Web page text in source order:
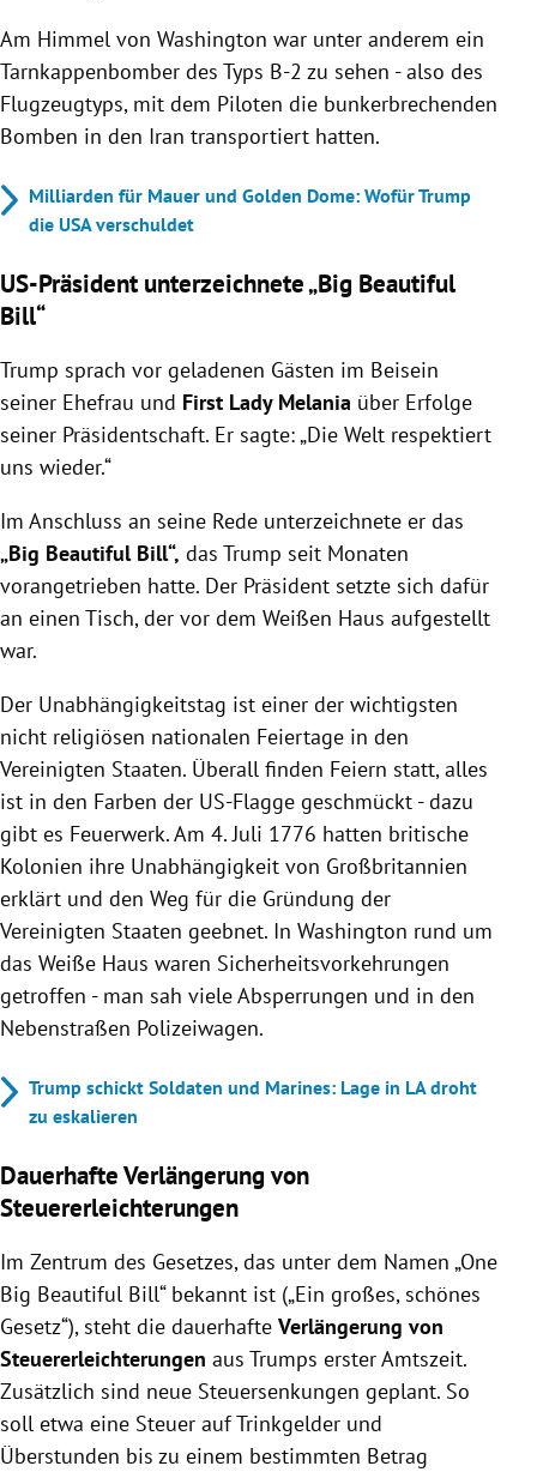
Am Himmel von Washington war unter anderem ein
Tarnkappenbomber des Typs B-2 zu sehen - also des
Flugzeugtyps, mit dem Piloten die bunkerbrechenden
Bomben in den Iran transportiert hatten.
Milliarden für Mauer und Golden Dome: Wofür Trump
die USA verschuldet
US-Präsident unterzeichnete „Big Beautiful
Bill“
Trump sprach vor geladenen Gästen im Beisein
seiner Ehefrau und First Lady Melania über Erfolge
seiner Präsidentschaft. Er sagte: „Die Welt respektiert
uns wieder.“
Im Anschluss an seine Rede unterzeichnete er das
„Big Beautiful Bill“, das Trump seit Monaten
vorangetrieben hatte. Der Präsident setzte sich dafür
an einen Tisch, der vor dem Weißen Haus aufgestellt
war.
Der Unabhängigkeitstag ist einer der wichtigsten
nicht religiösen nationalen Feiertage in den
Vereinigten Staaten. Überall finden Feiern statt, alles
ist in den Farben der US-Flagge geschmückt - dazu
gibt es Feuerwerk. Am 4. Juli 1776 hatten britische
Kolonien ihre Unabhängigkeit von Großbritannien
erklärt und den Weg für die Gründung der
Vereinigten Staaten geebnet. In Washington rund um
das Weiße Haus waren Sicherheitsvorkehrungen
getroffen - man sah viele Absperrungen und in den
Nebenstraßen Polizeiwagen.
Trump schickt Soldaten und Marines: Lage in LA droht
zu eskalieren
Dauerhafte Verlängerung von
Steuererleichterungen
Im Zentrum des Gesetzes, das unter dem Namen „One
Big Beautiful Bill“ bekannt ist („Ein großes, schönes
Gesetz“), steht die dauerhafte Verlängerung von
Steuererleichterungen aus Trumps erster Amtszeit.
Zusätzlich sind neue Steuersenkungen geplant. So
soll etwa eine Steuer auf Trinkgelder und
Überstunden bis zu einem bestimmten Betrag